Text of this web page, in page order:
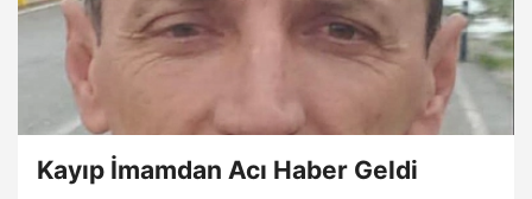
Kayıp İmamdan Acı Haber Geldi